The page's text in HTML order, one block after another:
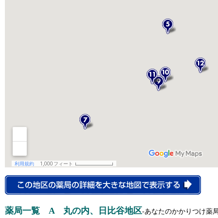
薬局一覧 A 丸の内、日比谷地区-あなたのかかりつけ薬